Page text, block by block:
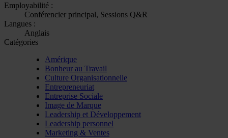
Employabilité :
Conférencier principal, Sessions Q&R
Langues :
Anglais
Catégories
Amérique
Bonheur au Travail
Culture Organisationnelle
Entrepreneuriat
Entreprise Sociale
Image de Marque
Leadership et Développement
Leadership personnel
Marketing & Ventes